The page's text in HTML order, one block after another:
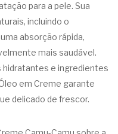
para a pele. Sua
incluindo o
absorção rápida,
mais saudável.
e ingredientes
em Creme garante
delicado de frescor.